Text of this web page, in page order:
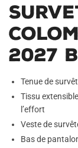
2027
Tenue de
Tissu
l’effort
Veste de
Bas de